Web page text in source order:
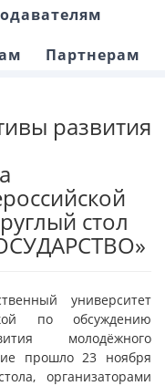
Партнерам
развития
стол
университет
по обсуждению
молодёжного
прошло 23 ноября
организаторами